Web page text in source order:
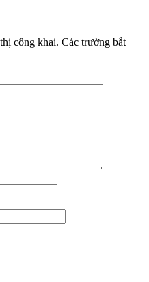
công khai. Các trường bắt